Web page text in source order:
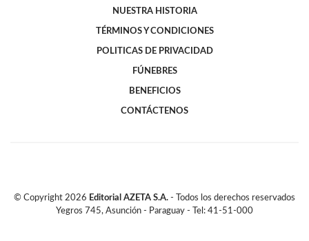
NUESTRA HISTORIA
TÉRMINOS Y CONDICIONES
POLITICAS DE PRIVACIDAD
FÚNEBRES
BENEFICIOS
CONTÁCTENOS
© Copyright 2026 Editorial AZETA S.A. - Todos los derechos reservados
Yegros 745, Asunción - Paraguay - Tel: 41-51-000